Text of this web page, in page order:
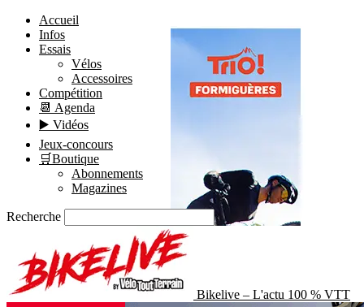
Accueil
Infos
Essais
Vélos
Accessoires
Compétition
📆 Agenda
▶️ Vidéos
Jeux-concours
🛒Boutique
Abonnements
Magazines
Recherche
Bikelive – L'actu 100 % VTT